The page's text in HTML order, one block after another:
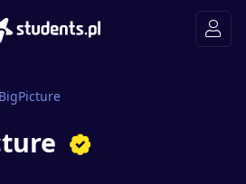
BigPicture